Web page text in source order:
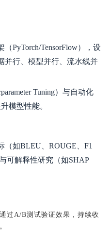
PyTorch/TensorFlow），设
并行、模型并行、流水线并
Tuning）与自动化
模型性能。
（如BLEU、ROUGE、F1
可解释性研究（如SHAP
过A/B测试验证效果，持续收